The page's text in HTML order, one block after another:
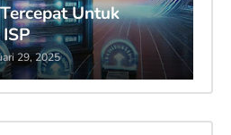
Untuk
29, 2025